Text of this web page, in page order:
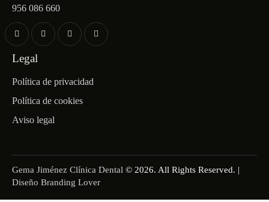
956 086 660
Legal
Política de privacidad
Política de cookies
Aviso legal
Gema Jiménez Clínica Dental © 2026. All Rights Reserved. |
Diseño Branding Lover